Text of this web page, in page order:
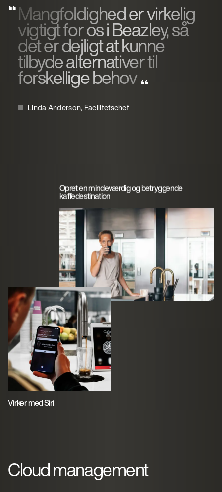
Mangfoldighed er virkelig
vigtigt for os i Beazley, så
det er dejligt at kunne
tilbyde alternativer til
forskellige behov
Linda Anderson, Facilitetschef
Virker med Siri
Opret en mindeværdig og betryggende
kaffedestination
Cloud management